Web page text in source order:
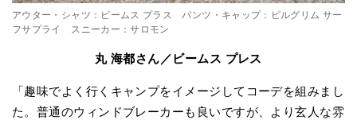
アウター・シャツ：ビームス プラス パンツ・キャップ：ピルグリム サー
フサプライ スニーカー：サロモン
丸 海都さん／ビームス プレス
「趣味でよく行くキャンプをイメージしてコーデを組みまし
た。普通のウィンドブレーカーも良いですが、より玄人な雰